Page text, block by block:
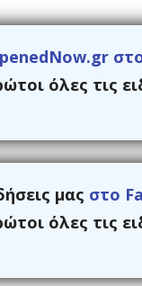
όλες τις
μας στο
όλες τις